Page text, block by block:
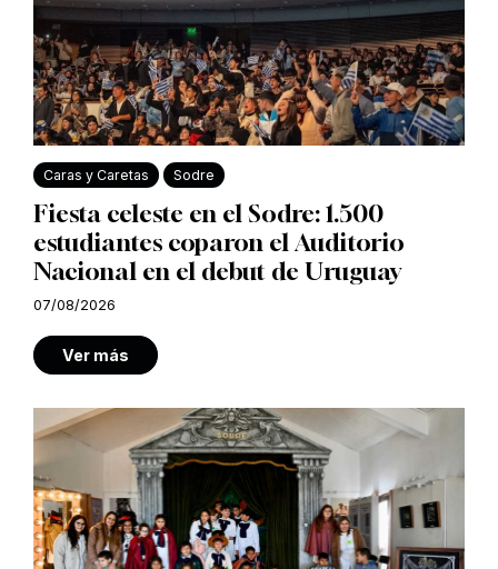
Caras y Caretas Sodre
Fiesta celeste en el Sodre: 1.500
estudiantes coparon el Auditorio
Nacional en el debut de Uruguay
07/08/2026
Ver más